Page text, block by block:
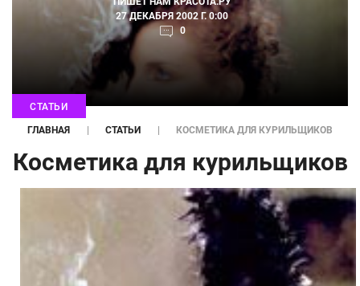
27 ДЕКАБРЯ 2002 Г. 0:00
0
СТАТЬИ
ГЛАВНАЯ СТАТЬИ КОСМЕТИКА ДЛЯ КУРИЛЬЩИКОВ
Косметика для курильщиков